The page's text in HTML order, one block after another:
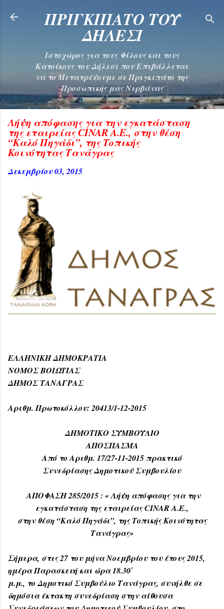
Μετάβαση στο κύριο περιεχόμενο
ΠΡΙΓΚΙΠΑΤΟ ΤΟΥ
ΔΗΛΕΣΙ
Ιστοχώρος για τους Φίλους και τους
Κατοίκους του Δήλεσι που Επιβάλλεται
να το Μετατρέψουμε σε Πριγκιπάτο της
Προσωπικής μας Νιρβάνας
Λήψη απόφασης για την εγκατάσταση
της εταιρείας CINAR A.E., στην θέση
“Καλό Πηγάδι”, της Τοπικής
Κοινότητας Τανάγρας
Δεκεμβρίου 03, 2015
ΕΛΛΗΝΙΚΗ ΔΗΜΟΚΡΑΤΙΑ
ΝΟΜΟΣ ΒΟΙΩΤΙΑΣ
ΔΗΜΟΣ ΤΑΝΑΓΡΑΣ
Αριθμ. Πρωτοκόλλου: 20413/1-12-2015
ΔΗΜΟΤΙΚΟ ΣΥΜΒΟΥΛΙΟ
ΑΠΟΣΠΑΣΜΑ
Από το Αριθμ. 17/27-11-2015 πρακτικό
Συνεδρίασης Δημοτικού Συμβουλίου
ΑΠΟΦΑΣΗ 285/2015 : « Λήψη απόφασης για την
εγκατάσταση της εταιρείας CINAR A.E.,
στην θέση “Καλό Πηγάδι”, της Τοπικής Κοινότητας
Τανάγρας»
Σήμερα, στις 27 του μήνα Νοεμβρίου του έτους 2015,
ημέρα Παρασκευή και ώρα 18.30΄
μ.μ., το Δημοτικό Συμβούλιο Τανάγρας, συνήλθε σε
δημόσια έκτακτη συνεδρίαση στην αίθουσα